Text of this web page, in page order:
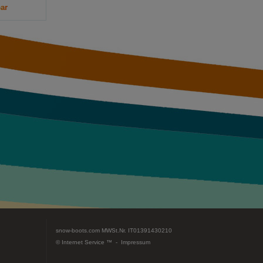
snow-boots.com MWSt.Nr. IT01391430210
© Internet Service ™ - Impressum